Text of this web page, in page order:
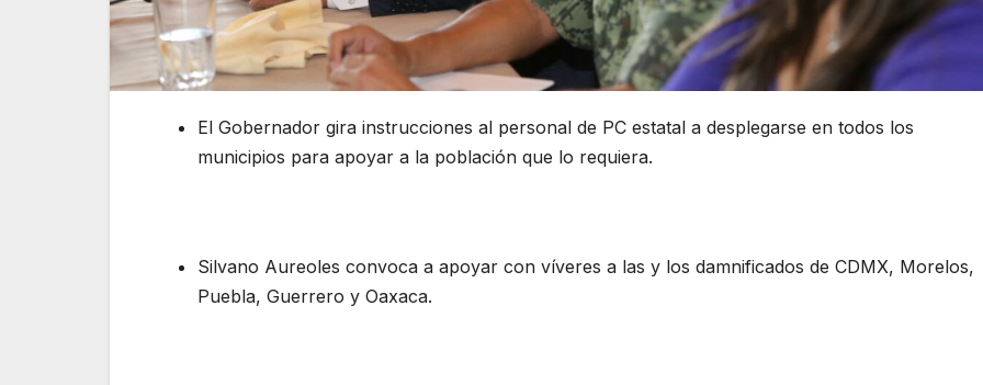
El Gobernador gira instrucciones al personal de PC estatal a desplegarse en todos los
municipios para apoyar a la población que lo requiera.
Silvano Aureoles convoca a apoyar con víveres a las y los damnificados de CDMX, Morelos,
Puebla, Guerrero y Oaxaca.